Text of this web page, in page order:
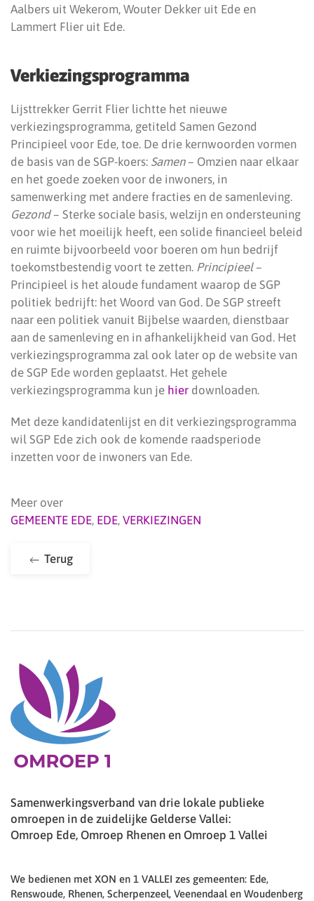
Aalbers uit Wekerom, Wouter Dekker uit Ede en
Lammert Flier uit Ede.
Verkiezingsprogramma
Lijsttrekker Gerrit Flier lichtte het nieuwe
verkiezingsprogramma, getiteld Samen Gezond
Principieel voor Ede, toe. De drie kernwoorden vormen
de basis van de SGP-koers: Samen– Omzien naar elkaar
en het goede zoeken voor de inwoners, in
samenwerking met andere fracties en de samenleving.
Gezond– Sterke sociale basis, welzijn en ondersteuning
voor wie het moeilijk heeft, een solide financieel beleid
en ruimte bijvoorbeeld voor boeren om hun bedrijf
toekomstbestendig voort te zetten. Principieel–
Principieel is het aloude fundament waarop de SGP
politiek bedrijft: het Woord van God. De SGP streeft
naar een politiek vanuit Bijbelse waarden, dienstbaar
aan de samenleving en in afhankelijkheid van God. Het
verkiezingsprogramma zal ook later op de website van
de SGP Ede worden geplaatst. Het gehele
verkiezingsprogramma kun je hier downloaden.
Met deze kandidatenlijst en dit verkiezingsprogramma
wil SGP Ede zich ook de komende raadsperiode
inzetten voor de inwoners van Ede.
Meer over
GEMEENTE EDE, EDE, VERKIEZINGEN
Terug
Samenwerkingsverband van drie lokale publieke
omroepen in de zuidelijke Gelderse Vallei:
Omroep Ede, Omroep Rhenen en Omroep 1 Vallei
We bedienen met XON en 1 VALLEI zes gemeenten: Ede,
Renswoude, Rhenen, Scherpenzeel, Veenendaal en Woudenberg